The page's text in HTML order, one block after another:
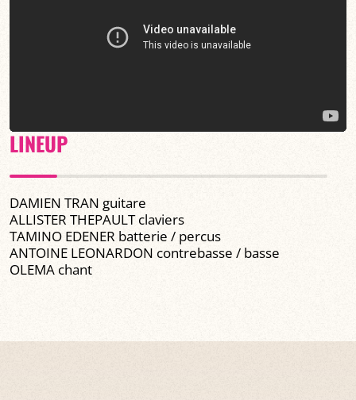
LINEUP
DAMIEN TRAN guitare
ALLISTER THEPAULT claviers
TAMINO EDENER batterie / percus
ANTOINE LEONARDON contrebasse / basse
OLEMA chant